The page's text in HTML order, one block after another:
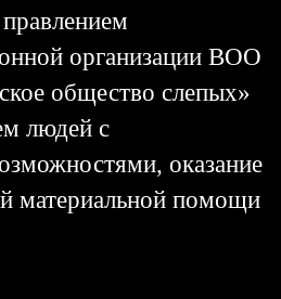
организации ВОО
общество слепых»
людей с
оказание
материальной помощи